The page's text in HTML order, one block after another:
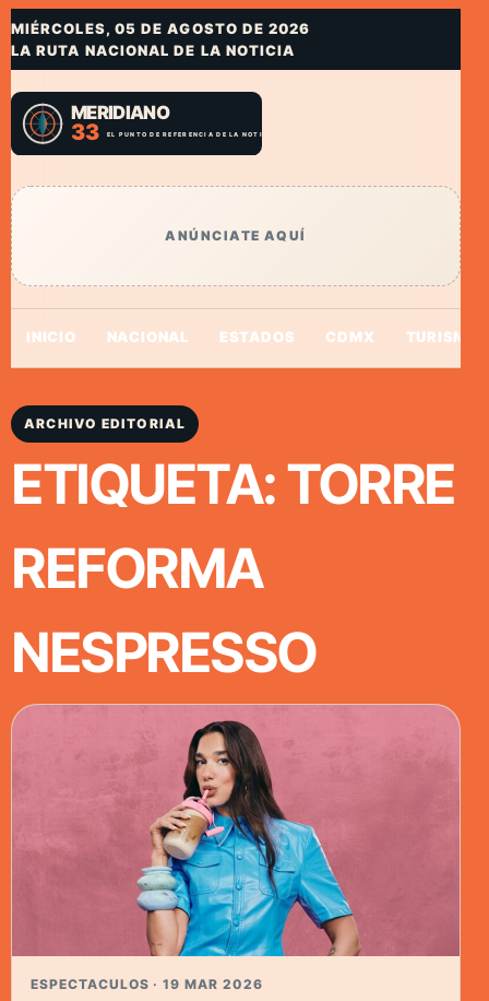
MIÉRCOLES, 05 DE AGOSTO DE 2026
LA RUTA NACIONAL DE LA NOTICIA
ANÚNCIATE AQUÍ
INICIO NACIONAL ESTADOS CDMX TURISMO
ARCHIVO EDITORIAL
ETIQUETA:TORRE
REFORMA
NESPRESSO
ESPECTACULOS · 19 MAR 2026